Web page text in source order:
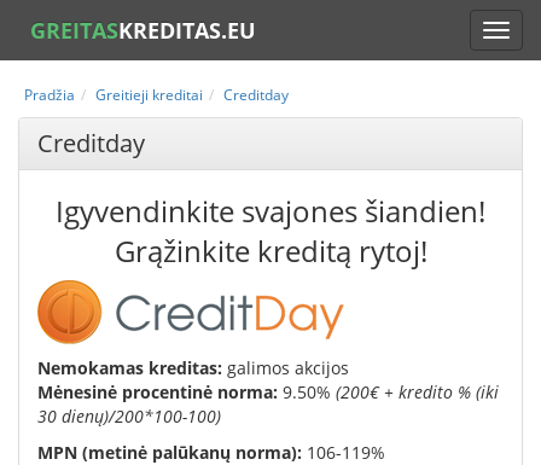
GREITASKREDITAS.EU
Pradžia Greitieji kreditai Creditday
Creditday
Igyvendinkite svajones šiandien!
Grąžinkite kreditą rytoj!
Nemokamas kreditas: galimos akcijos
Mėnesinė procentinė norma: 9.50% (200€ + kredito % (iki
30 dienų)/200*100-100)
MPN (metinė palūkanų norma): 106-119%